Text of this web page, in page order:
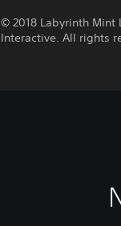
© 2018 Labyrinth Mint
Interactive. All rights